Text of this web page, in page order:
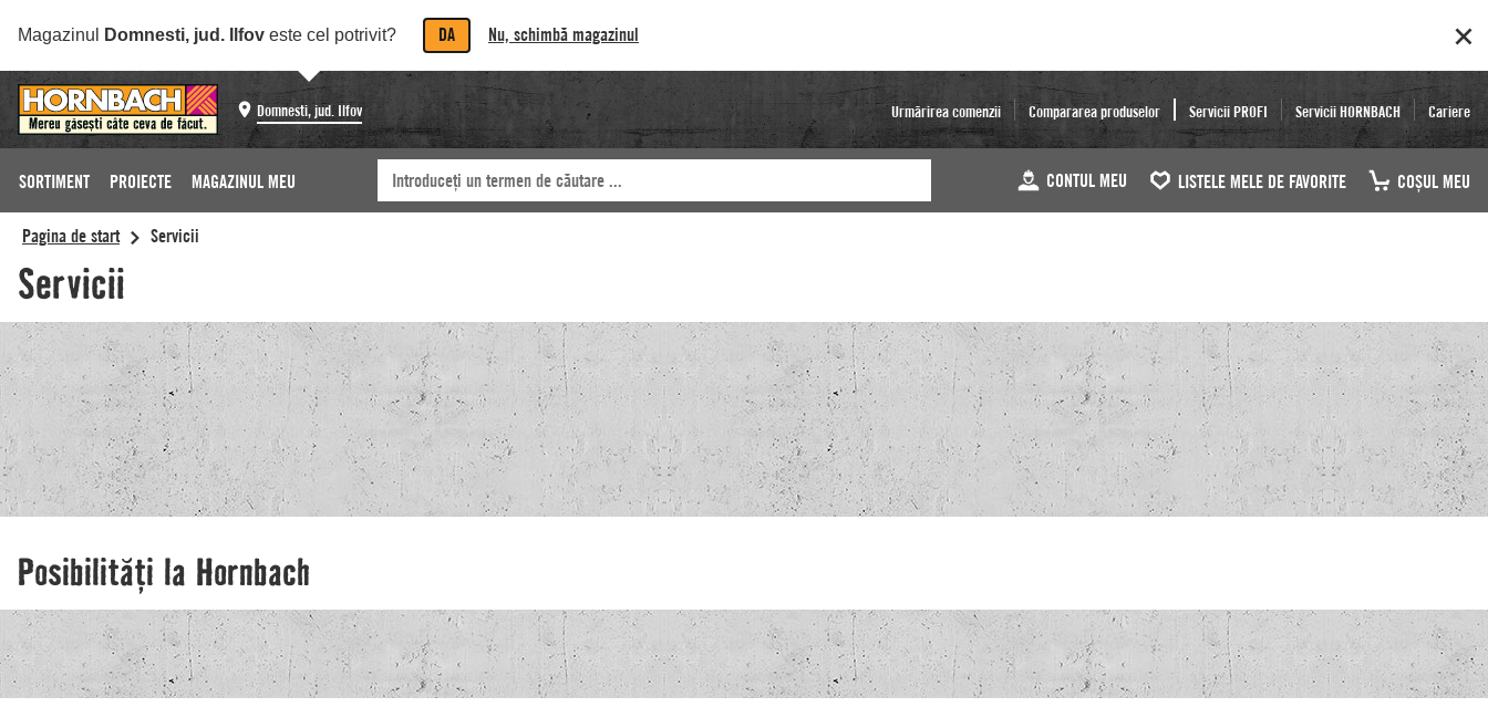
Magazinul Domnesti, jud. Ilfov este cel potrivit? DA Nu, schimbă magazinul
Domnesti, jud. Ilfov Urmărirea comenzii Compararea produselor Servicii PROFI Servicii HORNBACH Cariere
SORTIMENT PROIECTE MAGAZINUL MEU CONTUL MEU LISTELE MELE DE FAVORITE COŞUL MEU